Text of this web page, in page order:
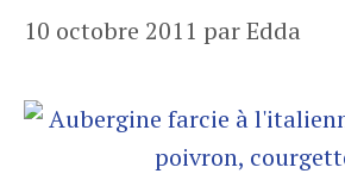
10 octobre 2011 parEdda